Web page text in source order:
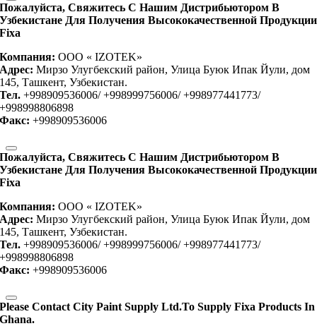
Пожалуйста, Свяжитесь С Нашим Дистрибьютором В
Узбекистане Для Получения Высококачественной Продукции
Fixa
Компания: OOO « IZOTEK»
Адрес: Мирзо Улугбекский район, Улица Буюк Ипак Йули, дом
145, Ташкент, Узбекистан.
Тел. +998909536006/ +998999756006/ +998977441773/
+998998806898
Факс: +998909536006
Пожалуйста, Свяжитесь С Нашим Дистрибьютором В
Узбекистане Для Получения Высококачественной Продукции
Fixa
Компания: OOO « IZOTEK»
Адрес: Мирзо Улугбекский район, Улица Буюк Ипак Йули, дом
145, Ташкент, Узбекистан.
Тел. +998909536006/ +998999756006/ +998977441773/
+998998806898
Факс: +998909536006
Please Contact City Paint Supply Ltd.to Supply Fixa Products In
Ghana.